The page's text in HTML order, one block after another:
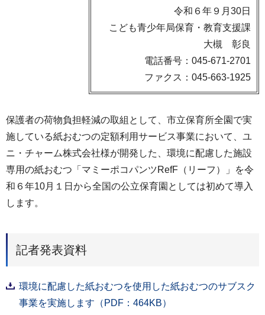
令和６年９月30日
こども青少年局保育・教育支援課
大槻 彰良
電話番号：045-671-2701
ファクス：045-663-1925
保護者の荷物負担軽減の取組として、市立保育所全園で実
施している紙おむつの定額利用サービス事業において、ユ
ニ・チャーム株式会社様が開発した、環境に配慮した施設
専用の紙おむつ「マミーポコパンツRefF（リーフ）」を令
和６年10月１日から全国の公立保育園としては初めて導入
します。
記者発表資料
環境に配慮した紙おむつを使用した紙おむつのサブスク
事業を実施します（PDF：464KB）